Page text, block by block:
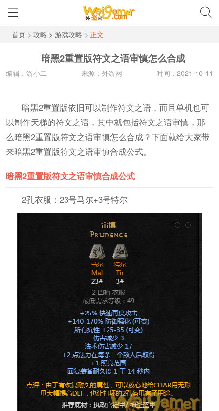
首页> 攻略 > 游戏攻略 > 正文
暗黑2重置版符文之语审慎怎么合成
编辑：游小二 来源：外游网 时间：2021-10-11
暗黑2重置版依旧可以制作符文之语，而且单机也可
以制作天梯的符文之语，其中就包括符文之语审慎，那
么暗黑2重置版符文之语审慎怎么合成？下面就给大家带
来暗黑2重置版符文之语审慎合成公式。
暗黑2重置版符文之语审慎合成公式
2孔衣服：23号马尔+3号特尔